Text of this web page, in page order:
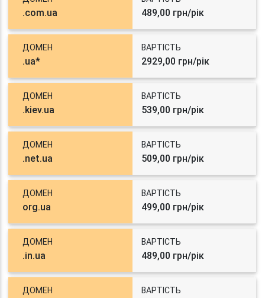
.com.ua 489,00 грн/рік
ДОМЕН
.ua*
ВАРТІСТЬ
2929,00 грн/рік
ДОМЕН
.kiev.ua
ВАРТІСТЬ
539,00 грн/рік
ДОМЕН
.net.ua
ВАРТІСТЬ
509,00 грн/рік
ДОМЕН
org.ua
ВАРТІСТЬ
499,00 грн/рік
ДОМЕН
.in.ua
ВАРТІСТЬ
489,00 грн/рік
ДОМЕН ВАРТІСТЬ